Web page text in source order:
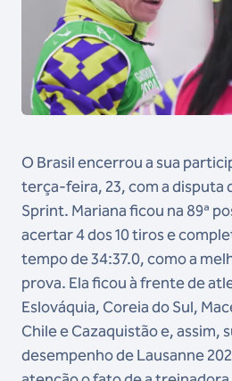
O Brasil encerrou a sua
terça-feira, 23, com a disputa
Sprint. Mariana ficou na 89ª
acertar 4 dos 10 tiros e
tempo de 34:37.0, como a
prova. Ela ficou à frente de
Eslováquia, Coreia do Sul,
Chile e Cazaquistão e, assim,
desempenho de Lausanne